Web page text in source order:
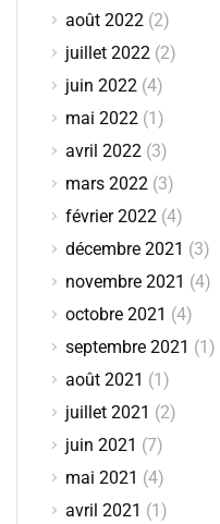
août 2022 (2)
juillet 2022 (2)
juin 2022 (4)
mai 2022 (1)
avril 2022 (3)
mars 2022 (3)
février 2022 (4)
décembre 2021 (3)
novembre 2021 (4)
octobre 2021 (4)
septembre 2021 (1)
août 2021 (1)
juillet 2021 (2)
juin 2021 (7)
mai 2021 (4)
avril 2021 (1)